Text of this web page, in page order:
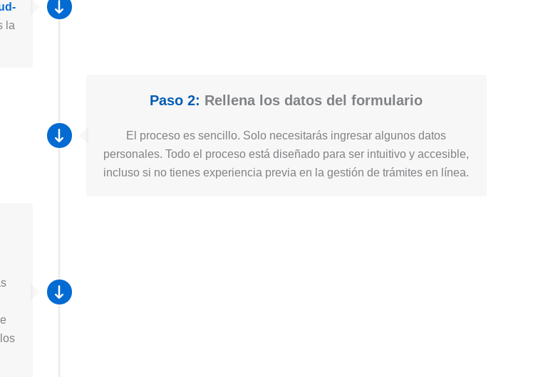
la
Paso 2: Rellena los datos del formulario
El proceso es sencillo. Solo necesitarás ingresar algunos datos
personales. Todo el proceso está diseñado para ser intuitivo y accesible,
incluso si no tienes experiencia previa en la gestión de trámites en línea.